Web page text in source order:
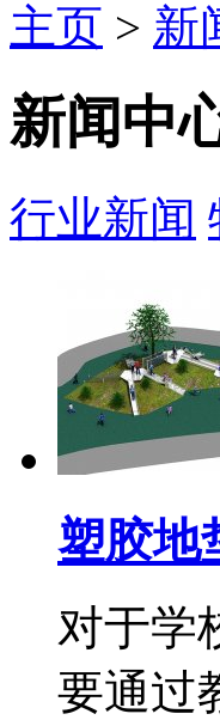
主页 > 新
新闻中
行业新闻
塑胶地
对于学
要通过